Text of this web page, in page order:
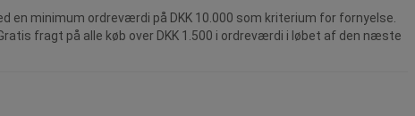
en minimum ordreværdi på DKK 10.000 som kriterium for fornyelse.
fragt på alle køb over DKK 1.500 i ordreværdi i løbet af den næste